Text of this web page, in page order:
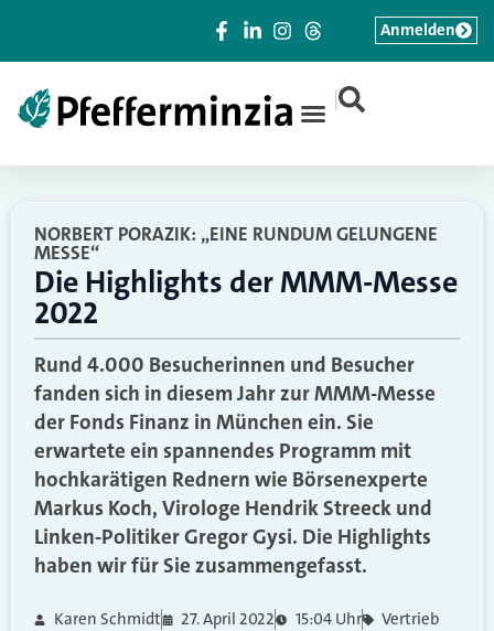
|
Anmelden
NORBERT PORAZIK: „EINE RUNDUM GELUNGENE
MESSE“
Die Highlights der MMM-Messe
2022
Rund 4.000 Besucherinnen und Besucher
fanden sich in diesem Jahr zur MMM-Messe
der Fonds Finanz in München ein. Sie
erwartete ein spannendes Programm mit
hochkarätigen Rednern wie Börsenexperte
Markus Koch, Virologe Hendrik Streeck und
Linken-Politiker Gregor Gysi. Die Highlights
haben wir für Sie zusammengefasst.
Karen Schmidt 27. April 2022 15:04 Uhr Vertrieb